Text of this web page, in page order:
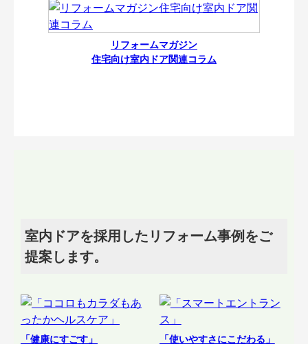
リフォームマガジン
住宅向け室内ドア関連コラム
室内ドアを採用したリフォーム事例をご
提案します。
「健康にすごす」 「使いやすさにこだわる」